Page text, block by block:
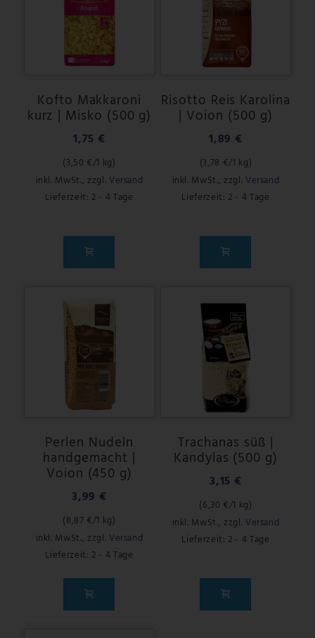
Kofto Makkaroni
kurz | Misko (500 g)
1,75 €
(3,50 €/1 kg)
inkl. MwSt., zzgl. Versand
Lieferzeit: 2 - 4 Tage
Risotto Reis Karolina
| Voion (500 g)
1,89 €
(3,78 €/1 kg)
inkl. MwSt., zzgl. Versand
Lieferzeit: 2 - 4 Tage
Perlen Nudeln
handgemacht |
Voion (450 g)
3,99 €
(8,87 €/1 kg)
inkl. MwSt., zzgl. Versand
Lieferzeit: 2 - 4 Tage
Trachanas süß |
Kandylas (500 g)
3,15 €
(6,30 €/1 kg)
inkl. MwSt., zzgl. Versand
Lieferzeit: 2 - 4 Tage